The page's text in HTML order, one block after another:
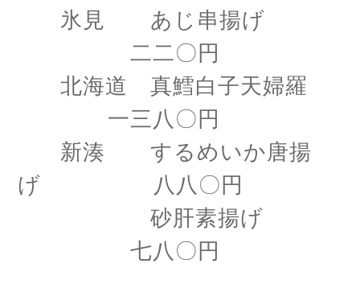
氷見 あじ串揚げ
二二〇円
北海道 真鱈白子天婦羅
一三八〇円
新湊 するめいか唐揚
げ 八八〇円
砂肝素揚げ
七八〇円